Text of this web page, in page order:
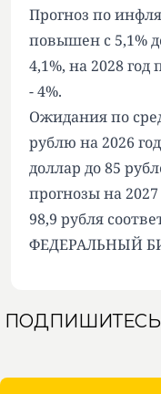
Прогноз по
повышен с 5,1%
4,1%, на 2028
- 4%.
Ожидания по
рублю на 2026
доллар до 85
прогнозы на
98,9 рубля
ФЕДЕРАЛЬНЫЙ